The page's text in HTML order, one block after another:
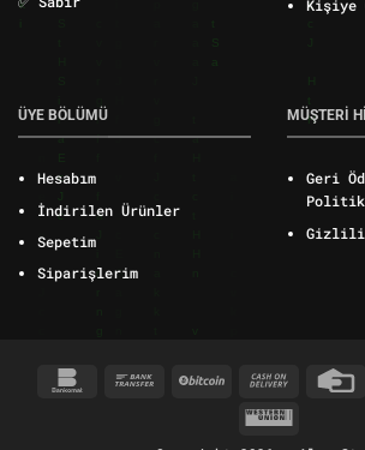
Kişiye
ÜYE BÖLÜMÜ
Hesabım
İndirilen Ürünler
Sepetim
Siparişlerim
MÜŞTERİ
Geri
Bankomat
Bank
BitCoin
Cash
Western